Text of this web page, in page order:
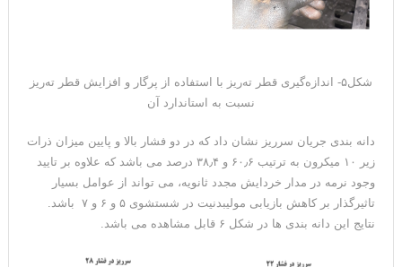
شکل۵- اندازه‌گیری قطر ته‌ریز با استفاده از پرگار و افزایش قطر ته‌ریز
نسبت به استاندارد آن
دانه بندی جریان سرریز نشان داد که در دو فشار بالا و پایین میزان ذرات
زیر ۱۰ میکرون به ترتیب ۶۰٫۶ و ۳۸٫۴ درصد می باشد که علاوه بر تایید
وجود نرمه در مدار خردایش مجدد ثانویه، می تواند از عوامل بسیار
تاثیرگذار بر کاهش بازیابی مولیبدنیت در شستشوی ۵ و ۶ و ۷ باشد.
نتایج این دانه بندی ها در شکل ۶ قابل مشاهده می باشد.